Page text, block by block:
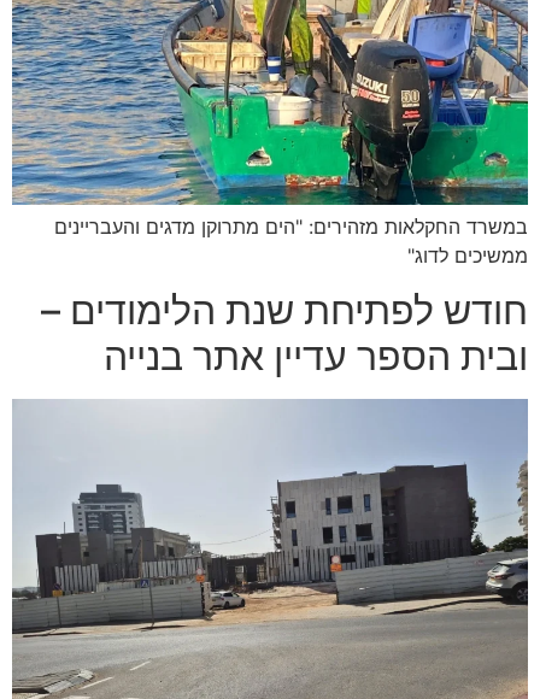
במשרד החקלאות מזהירים: "הים מתרוקן מדגים והעבריינים
ממשיכים לדוג"
חודש לפתיחת שנת הלימודים –
ובית הספר עדיין אתר בנייה